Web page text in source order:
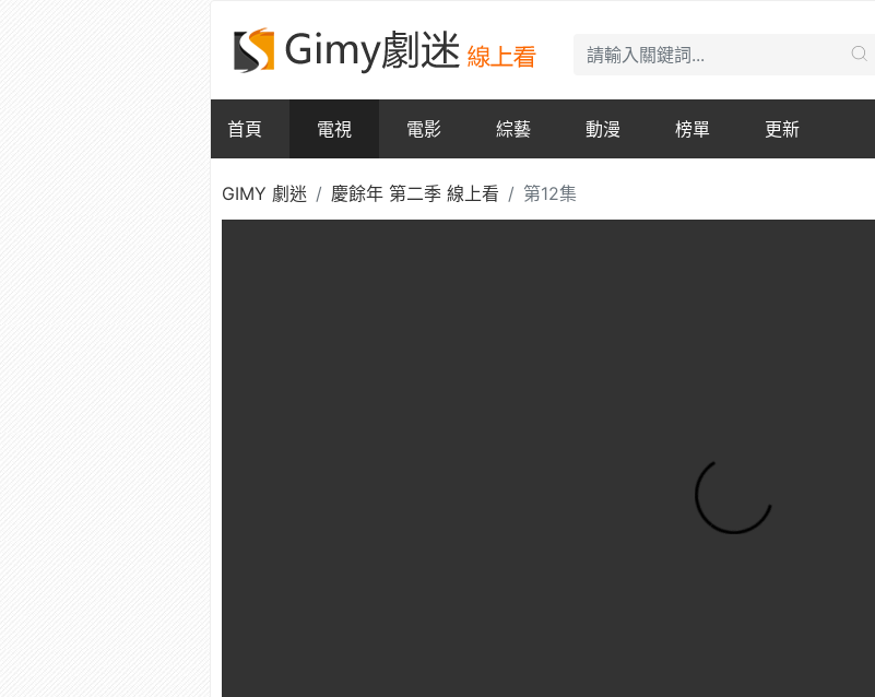
首頁 電視 電影 綜藝 動漫 榜單 更新
GIMY 劇迷 慶餘年 第二季 線上看 第12集